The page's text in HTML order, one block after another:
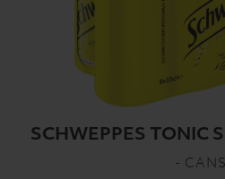
SCHWEPPES TONIC
- CANS